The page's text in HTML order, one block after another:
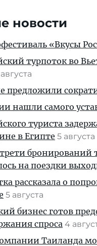
новости
«Вкусы
турпоток во
предложили
нашли самого
туриста
в Египте 5 августа
бронирований
на поездки
рассказала о
5 августа
бизнес готов
спроса 4
Таиланда